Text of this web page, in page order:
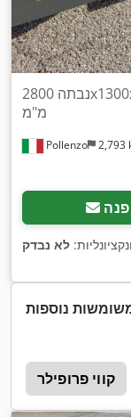
Pollenzo 2,793
נבתה 2800x1300x700 עם גליל באורך 900
מ"מ
פנה
לא נבדק
נוספות
קווי פרופילר